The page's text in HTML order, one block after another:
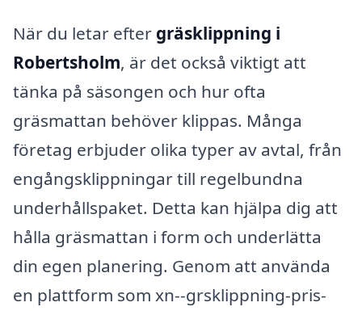
När du letar efter gräsklippning i
Robertsholm, är det också viktigt att
tänka på säsongen och hur ofta
gräsmattan behöver klippas. Många
företag erbjuder olika typer av avtal, från
engångsklippningar till regelbundna
underhållspaket. Detta kan hjälpa dig att
hålla gräsmattan i form och underlätta
din egen planering. Genom att använda
en plattform som xn--grsklippning-pris-